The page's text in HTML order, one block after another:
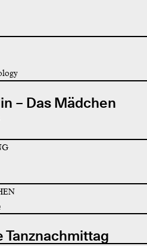
– Das Mädchen
Tanznachmittag